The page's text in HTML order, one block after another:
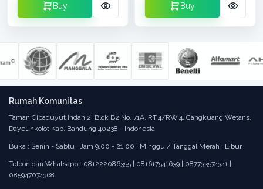
Buy Buy
Rumah Komunitas
Taman Cibaduyut Indah 2, Blok B2 No. 71A, RT.4/RW.4, Cangkuang Wetans,
Dayeuhkolot Kab. Bandung 40238 - Indonesia
Buka : Senin - Sabtu : Jam 9.00 - 21.00 | Minggu / Tanggal Merah : Libur
Telpon dan Whatsapp : 081222086355 | 081617541639 | 087733574341 |
085947074368